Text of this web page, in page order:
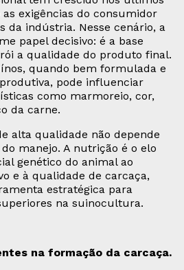
exigências do consumidor
da indústria. Nesse cenário, a
papel decisivo: é a base
a qualidade do produto final.
quando bem formulada e
pode influenciar
como marmoreio, cor,
da carne.
alta qualidade não depende
manejo. A nutrição é o elo
genético do animal ao
e à qualidade de carcaça,
estratégica para
na suinocultura.
na formação da carcaça.